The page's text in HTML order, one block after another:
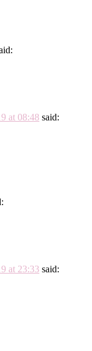
at 08:48 said:
at 23:33 said: